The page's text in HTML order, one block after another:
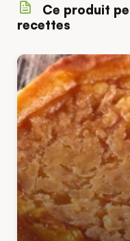
Ce produit
recettes